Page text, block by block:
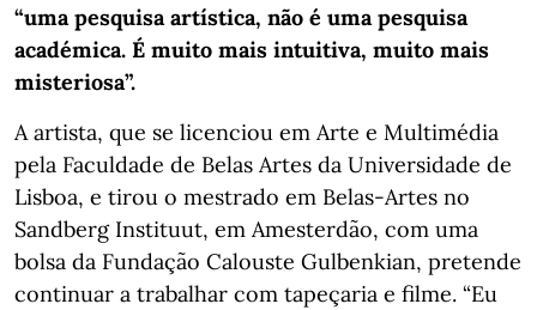
“uma pesquisa artística, não é uma pesquisa
académica. É muito mais intuitiva, muito mais
misteriosa”.
A artista, que se licenciou em Arte e Multimédia
pela Faculdade de Belas Artes da Universidade de
Lisboa, e tirou o mestrado em Belas-Artes no
Sandberg Instituut, em Amesterdão, com uma
bolsa da Fundação Calouste Gulbenkian, pretende
continuar a trabalhar com tapeçaria e filme. “Eu